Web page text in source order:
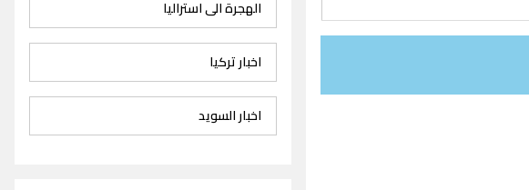
الهجرة الى استراليا
اخبار تركيا
اخبار السويد